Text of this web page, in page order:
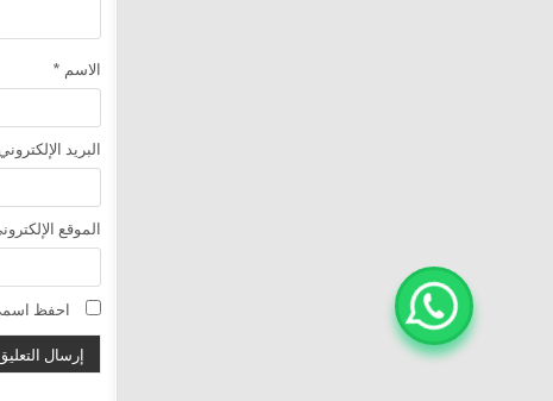
الاسم *
البريد الإلكتروني
الموقع
احفظ